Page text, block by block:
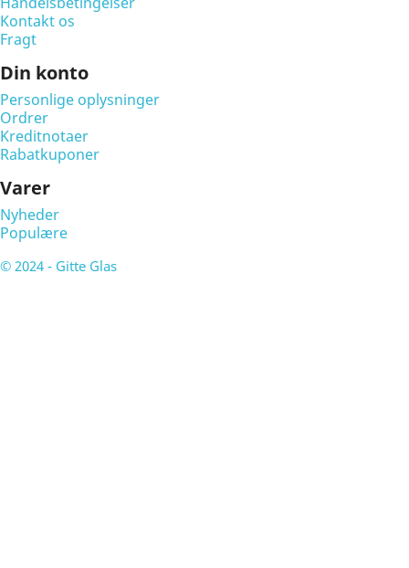
Kontakt os
Fragt
Din konto
Personlige oplysninger
Ordrer
Kreditnotaer
Rabatkuponer
Varer
Nyheder
Populære
© 2024 - Gitte Glas